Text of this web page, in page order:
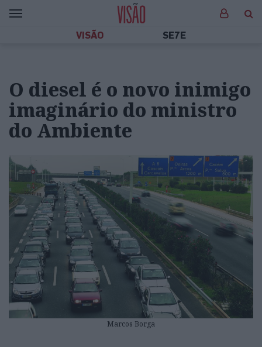
VISÃO SE7E
O diesel é o novo inimigo
imaginário do ministro
do Ambiente
Marcos Borga